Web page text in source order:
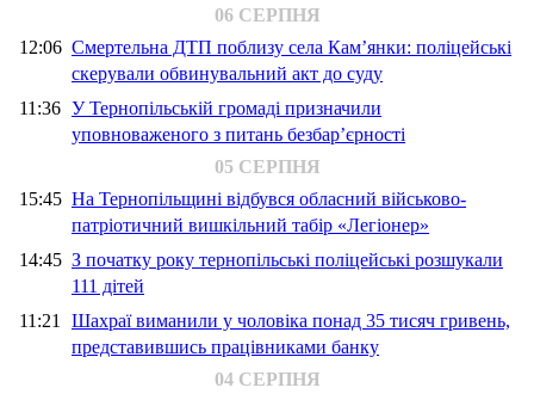
06 СЕРПНЯ
12:06 Смертельна ДТП поблизу села Кам’янки: поліцейські
скерували обвинувальний акт до суду
11:36 У Тернопільській громаді призначили
уповноваженого з питань безбар’єрності
05 СЕРПНЯ
15:45 На Тернопільщині відбувся обласний військово-
патріотичний вишкільний табір «Легіонер»
14:45 З початку року тернопільські поліцейські розшукали
111 дітей
11:21 Шахраї виманили у чоловіка понад 35 тисяч гривень,
представившись працівниками банку
04 СЕРПНЯ